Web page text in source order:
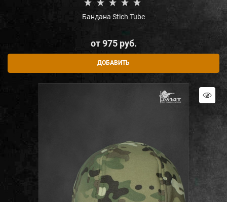
Бандана Stich Tube
от975 руб.
ДОБАВИТЬ